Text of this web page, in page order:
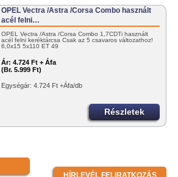
OPEL Vectra /Astra /Corsa Combo használt
acél felni…
OPEL Vectra /Astra /Corsa Combo 1,7CDTi használt
acél felni keréktárcsa Csak az 5 csavaros változathoz!
6,0x15 5x110 ET 49
Ár: 4.724 Ft + Áfa
(Br. 5.999 Ft)
Egységár: 4.724 Ft +Áfa/db
Részletek
HÍRLEVÉL FELIRATKOZÁS